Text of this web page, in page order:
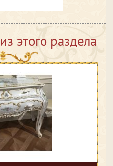
этого раздела